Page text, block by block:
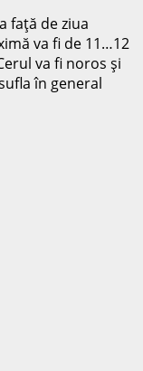
faţă de ziua
va fi de 11…12
va fi noros şi
în general